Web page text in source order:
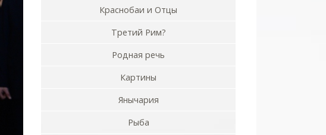
Краснобаи и Отцы
Третий Рим?
Родная речь
Картины
Янычария
Рыба